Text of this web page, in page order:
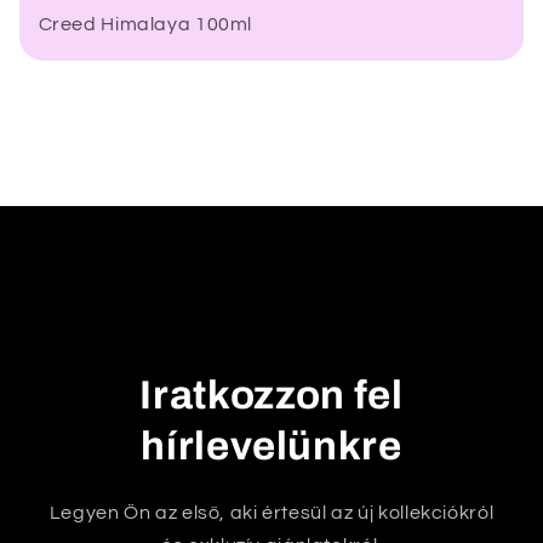
e
k
Creed Himalaya 100ml
Iratkozzon fel
hírlevelünkre
Legyen Ön az első, aki értesül az új kollekciókról